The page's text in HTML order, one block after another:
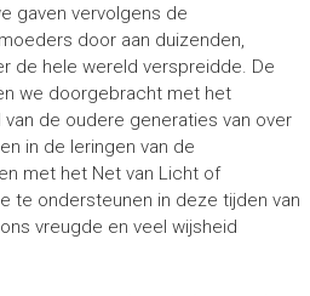
gaven vervolgens de
door aan duizenden,
de hele wereld verspreidde. De
we doorgebracht met het
de oudere generaties van over
in de leringen van de
met het Net van Licht of
te ondersteunen in deze tijden van
vreugde en veel wijsheid